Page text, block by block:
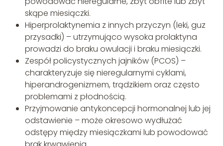
skąpe miesiączki.
Hiperprolaktynemia z innych przyczyn (leki, guz
przysadki) – utrzymująco wysoka prolaktyna
prowadzi do braku owulacji i braku miesiączki.
Zespół policystycznych jajników (PCOS) –
charakteryzuje się nieregularnymi cyklami,
hiperandrogenizmem, trądzikiem oraz często
problemami z płodnością.
Przyjmowanie antykoncepcji hormonalnej lub jej
odstawienie – może okresowo wydłużać
odstępy między miesiączkami lub powodować